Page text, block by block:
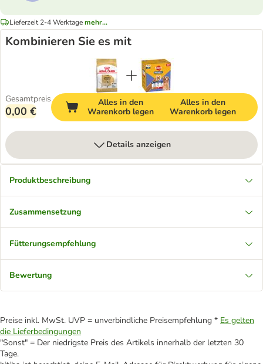
Lieferzeit 2-4 Werktagemehr...
Kombinieren Sie es mit
Gesamtpreis
0,00 €
Alles in den
Warenkorb legen
Alles in den
Warenkorb legen
Details anzeigen
Produktbeschreibung
Zusammensetzung
Fütterungsempfehlung
Bewertung
Preise inkl. MwSt. UVP = unverbindliche Preisempfehlung * Es gelten
die Lieferbedingungen
"Sonst" = Der niedrigste Preis des Artikels innerhalb der letzten 30
Tage.